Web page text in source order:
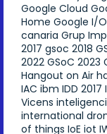
Google Cloud
Home Google I/O
canaria Grup
2017 gsoc 2018
2022 GSoC 2023
Hangout on Air
IAC ibm IDD 2017
Vicens
international
of things IoE iot